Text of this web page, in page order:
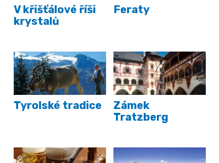
V křišťálové říši
krystalů
Feraty
Tyrolské tradice
Zámek
Tratzberg